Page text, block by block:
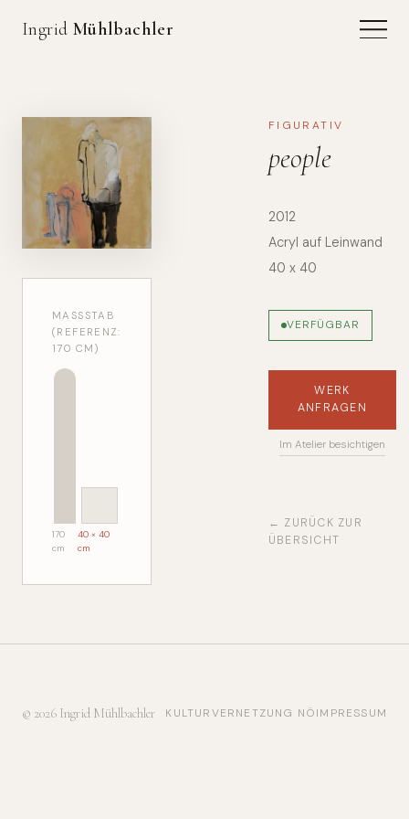
Ingrid Mühlbachler
MASSSTAB (
REFERENZ: 1
70 CM)
170
cm
40 × 40
cm
FIGURATIV
people
2012
Acryl auf Leinwand
40 x 40
VERFÜGBAR
WERK
ANFRAGEN
Im Atelier besichtigen
← ZURÜCK ZUR
ÜBERSICHT
© 2026 Ingrid Mühlbachler KULTURVERNETZUNG NÖIMPRESSUM